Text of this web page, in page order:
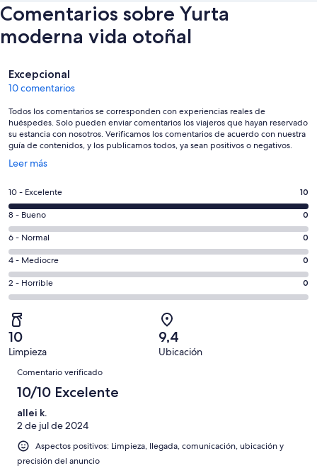
Comentarios sobre Yurta
moderna vida otoñal
Comentarios
Excepcional
10 comentarios
Todos los comentarios se corresponden con experiencias reales de
huéspedes. Solo pueden enviar comentarios los viajeros que hayan reservado
su estancia con nosotros. Verificamos los comentarios de acuerdo con nuestra
guía de contenidos, y los publicamos todos, ya sean positivos o negativos.
Leer más
Se
en
una
ventana
nueva
10
comentarios
de
un
total
de
10
con
una
puntuación
de
10
Excelente
10 - Excelente 10
0
comentarios
de
un
total
de
con
una
puntuación
Bueno
8 - Bueno 0
0
comentarios
de
un
total
de
10
con
una
puntuación
de
Normal
6 - Normal 0
0
comentarios
de
total
de
10
puntuación
de
Mediocre
4 - Mediocre 0
0
comentarios
de
un
total
de
10
con
puntuación
de
2 - Horrible 0
10
Limpieza
9,4
Ubicación
Comentarios
Comentario verificado
10/10 Excelente
allei k.
2 de jul de 2024
Aspectos positivos: Limpieza, llegada, comunicación, ubicación y
precisión del anuncio